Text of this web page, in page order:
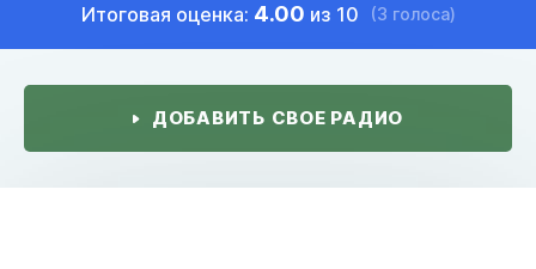
Итоговая оценка: 4.00 из 10 (3 голоса)
ДОБАВИТЬ СВОЕ РАДИО